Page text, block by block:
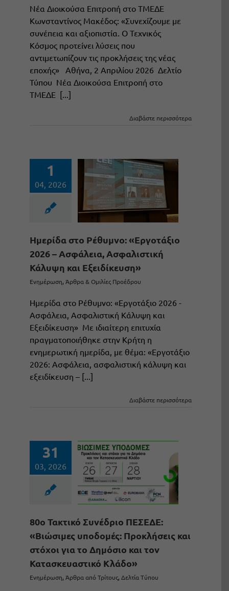
Νέα Διοικούσα Επιτροπή στο ΤΜΕΔΕ
Κωνσταντίνος Μακέδος: «Συνεχίζουμε με
συνέπεια και αξιοπιστία. Ο Τεχνικός
Κόσμος προτείνει λύσεις που
αντιμετωπίζουν τις προκλήσεις της νέας
εποχής» Αθήνα, 2 Απριλίου 2026 Δελτίο
Τύπου Νέα Διοικούσα Επιτροπή στο
ΤΜΕΔΕ [...]
Διαβάστε περισσότερα
1
04, 2026
Ημερίδα στο Ρέθυμνο: «Εργοτάξιο
2026 – Ασφάλεια, Ασφαλιστική
Κάλυψη και Εξειδίκευση»
Ενημέρωση, Άρθρα & Ομιλίες Προέδρου
Ημερίδα στο Ρέθυμνο: «Εργοτάξιο 2026 -
Ασφάλεια, Ασφαλιστική Κάλυψη και
Εξειδίκευση» Με ιδιαίτερη επιτυχία
πραγματοποιήθηκε στην Κρήτη η
ενημερωτική ημερίδα, με θέμα: «Εργοτάξιο
2026: Ασφάλεια, ασφαλιστική κάλυψη και
εξειδίκευση – [...]
Διαβάστε περισσότερα
31
03, 2026
80ο Τακτικό Συνέδριο ΠΕΣΕΔΕ:
«Βιώσιμες υποδομές: Προκλήσεις και
στόχοι για το Δημόσιο και τον
Κατασκευαστικό Κλάδο»
Ενημέρωση, Άρθρα από Τρίτους, Δελτία Τύπου